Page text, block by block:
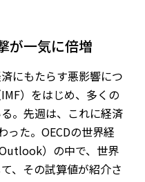
EN
が一気に倍増
にもたらす悪影響につ
）をはじめ、多くの
。先週は、これに経済
った。OECDの世界経
）の中で、世界
、その試算値が紹介さ